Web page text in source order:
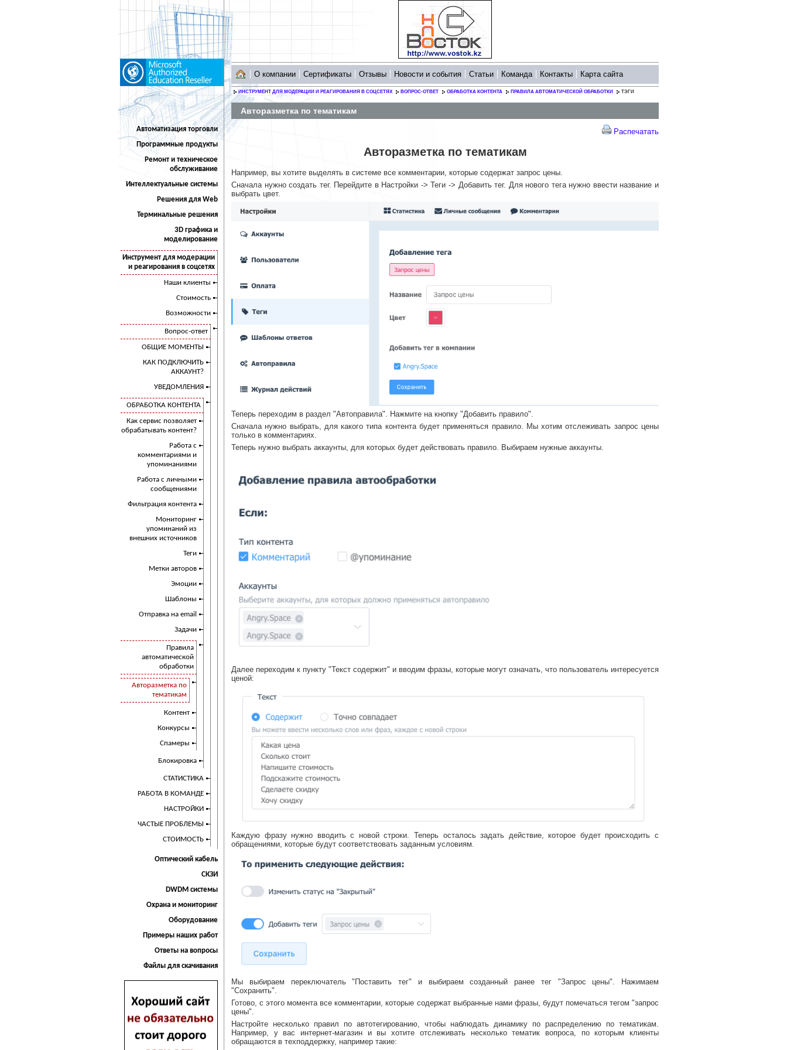
Автоматизация торговли
Программные продукты
Ремонт и техническое
обслуживание
Интеллектуальные системы
Решения для Web
Терминальные решения
3D графика и
моделирование
Инструмент для модерации
и реагирования в соцсетях
Наши клиенты
Стоимость
Возможности
Вопрос-ответ
ОБЩИЕ МОМЕНТЫ
КАК ПОДКЛЮЧИТЬ
АККАУНТ?
УВЕДОМЛЕНИЯ
ОБРАБОТКА КОНТЕНТА
Как сервис позволяет
обрабатывать контент?
Работа с
комментариями и
упоминаниями
Работа с личными
сообщениями
Фильтрация контента
Мониторинг
упоминаний из
внешних источников
Теги
Метки авторов
Эмоции
Шаблоны
Отправка на email
Задачи
Правила
автоматической
обработки
Авторазметка по
тематикам
Контент
Конкурсы
Спамеры
Блокировка
СТАТИСТИКА
РАБОТА В КОМАНДЕ
НАСТРОЙКИ
ЧАСТЫЕ ПРОБЛЕМЫ
СТОИМОСТЬ
Оптический кабель
СКЗИ
DWDM системы
Охрана и мониторинг
Оборудование
Примеры наших работ
Ответы на вопросы
Файлы для скачивания
О компании Сертификаты Отзывы Новости и события Статьи Команда Контакты Карта сайта
ИНСТРУМЕНТ ДЛЯ МОДЕРАЦИИ И РЕАГИРОВАНИЯ В СОЦСЕТЯХ ВОПРОС-ОТВЕТ ОБРАБОТКА КОНТЕНТА ПРАВИЛА АВТОМАТИЧЕСКОЙ ОБРАБОТКИ ТЭГИ
Авторазметка по тематикам
Распечатать
Авторазметка по тематикам
Например, вы хотите выделять в системе все комментарии, которые содержат запрос цены.
Сначала нужно создать тег. Перейдите в Настройки -> Теги -> Добавить тег. Для нового тега нужно ввести название и
выбрать цвет.
Теперь переходим в раздел "Автоправила". Нажмите на кнопку "Добавить правило".
Сначала нужно выбрать, для какого типа контента будет применяться правило. Мы хотим отслеживать запрос цены
только в комментариях.
Теперь нужно выбрать аккаунты, для которых будет действовать правило. Выбираем нужные аккаунты.
Далее переходим к пункту "Текст содержит" и вводим фразы, которые могут означать, что пользователь интересуется
ценой:
Каждую фразу нужно вводить с новой строки. Теперь осталось задать действие, которое будет происходить с
обращениями, которые будут соответствовать заданным условиям.
Мы выбираем переключатель "Поставить тег" и выбираем созданный ранее тег "Запрос цены". Нажимаем
"Сохранить".
Готово, с этого момента все комментарии, которые содержат выбранные нами фразы, будут помечаться тегом "запрос
цены".
Настройте несколько правил по автотегированию, чтобы наблюдать динамику по распределению по тематикам.
Например, у вас интернет-магазин и вы хотите отслеживать несколько тематик вопроса, по которым клиенты
обращаются в техподдержку, например такие: